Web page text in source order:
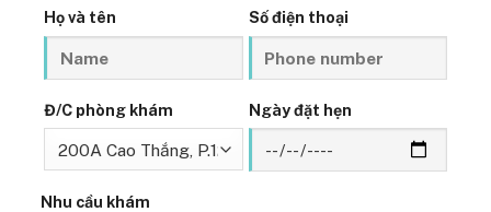
Họ và tên Số điện thoại
Đ/C phòng khám Ngày đặt hẹn
Nhu cầu khám